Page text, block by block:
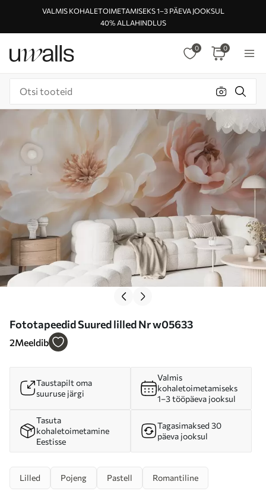
VALMIS KOHALETOIMETAMISEKS 1–3 PÄEVA JOOKSUL
40% ALLAHINDLUS
0 0
Fototapeedid Suured lilled Nr w05633
2Meeldib
Taustapilt oma
suuruse järgi
Valmis
kohaletoimetamiseks
1–3 tööpäeva jooksul
Tasuta
kohaletoimetamine
Eestisse
Tagasimaksed 30
päeva jooksul
Lilled Pojeng Pastell Romantiline